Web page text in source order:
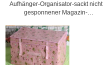
Aufhänger-Organisator-sackt nicht
gesponnener Magazin-
Rose ein